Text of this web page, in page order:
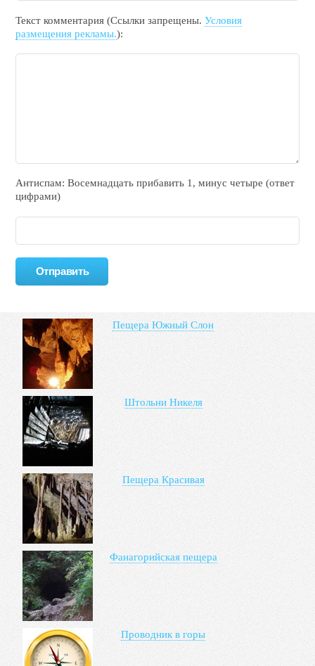
Текст комментария (Ссылки запрещены.Условия
размещения рекламы.):
Антиспам: Воceмнадцать прибaвить 1, минyc чeтырe (ответ
цифрами)
Пещера Южный Слон
Штольни Никеля
Пещера Красивая
Фанагорийская пещера
Проводник в горы